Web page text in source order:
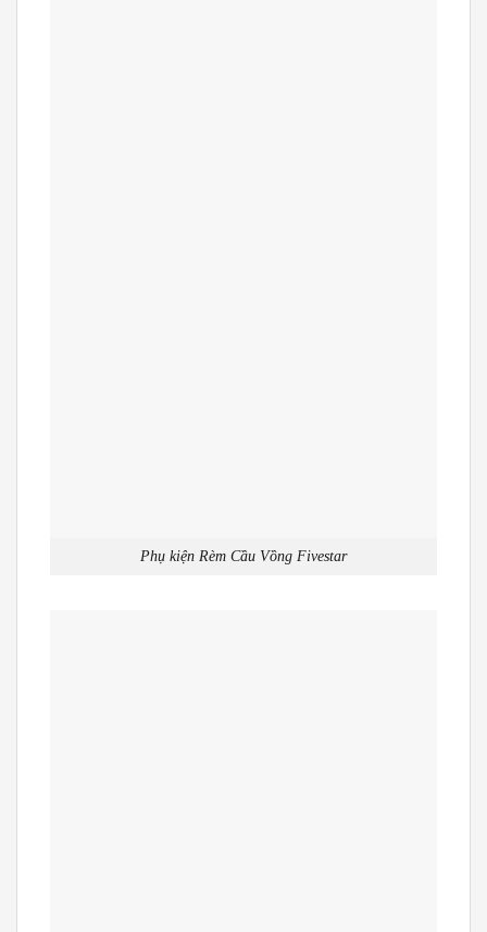
Phụ kiện Rèm Cầu Vồng Fivestar